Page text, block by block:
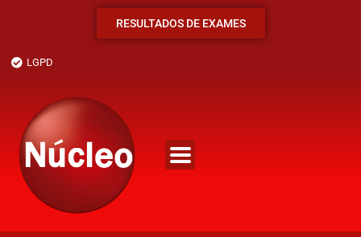
RESULTADOS DE EXAMES
LGPD